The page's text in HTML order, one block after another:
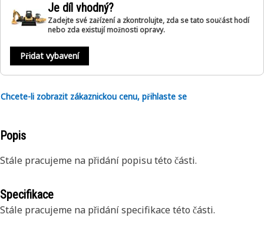
Je díl vhodný?
Zadejte své zařízení a zkontrolujte, zda se tato součást hodí
nebo zda existují možnosti opravy.
Přidat vybavení
Chcete-li zobrazit zákaznickou cenu, přihlaste se
Popis
Stále pracujeme na přidání popisu této části.
Specifikace
Stále pracujeme na přidání specifikace této části.